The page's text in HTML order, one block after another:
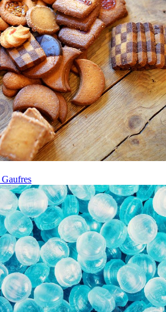
Gaufres